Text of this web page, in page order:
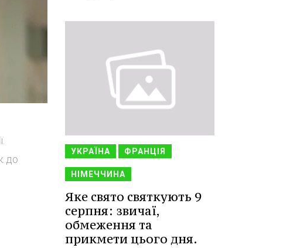
до
УКРАЇНА ФРАНЦІЯ
НІМЕЧЧИНА
Яке свято святкують 9
серпня: звичаї,
обмеження та
прикмети цього дня.